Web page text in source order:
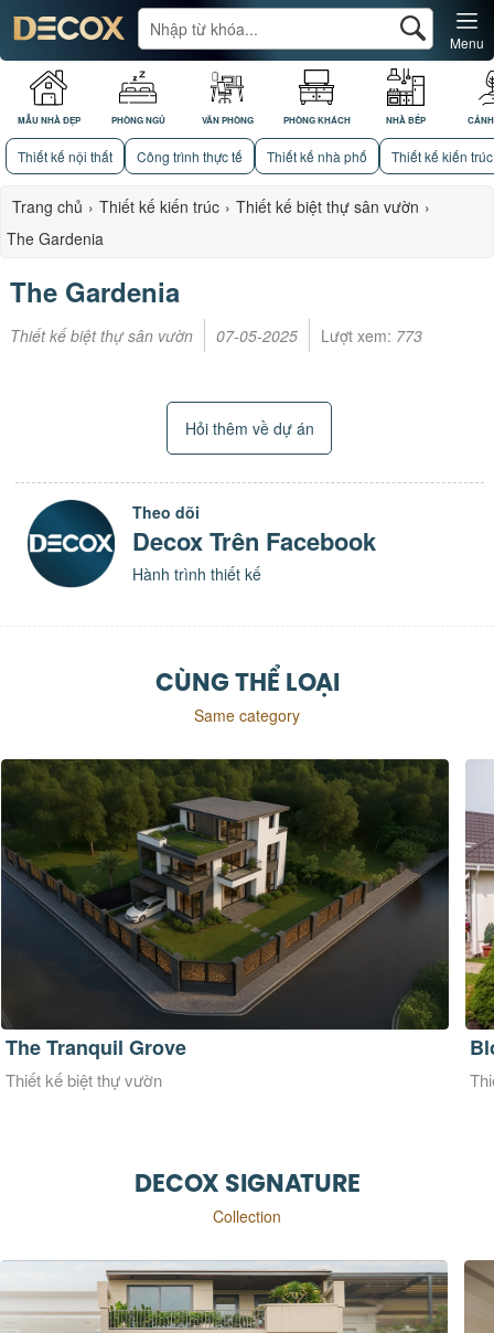
MẪU NHÀ ĐẸP PHÒNG NGỦ VĂN PHÒNG PHÒNG KHÁCH NHÀ BẾP
Menu
Thiết kế nội thất Công trình thực tế Thiết kế nhà phố Thiết kế kiến trúc
Trang chủ › Thiết kế kiến trúc › Thiết kế biệt thự sân vườn ›
The Gardenia
The Gardenia
Thiết kế biệt thự sân vườn 07-05-2025 Lượt xem: 773
Hỏi thêm về dự án
Theo dõi
Decox Trên Facebook
Hành trình thiết kế
CÙNG THỂ LOẠI
Same category
The Tranquil Grove
Thiết kế biệt thự vườn
DECOX SIGNATURE
Collection